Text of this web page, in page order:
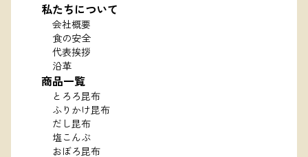
私たちについて
会社概要
食の安全
代表挨拶
沿革
商品一覧
とろろ昆布
ふりかけ昆布
だし昆布
塩こんぶ
おぼろ昆布